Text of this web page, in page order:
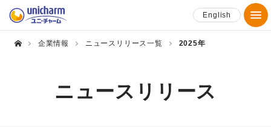
English
企業情報 ニュースリリース一覧 2025年
ニュースリリース